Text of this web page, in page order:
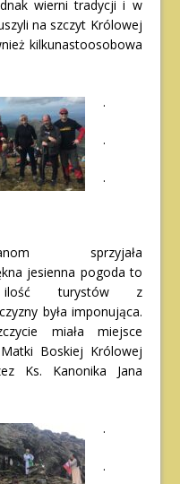
wierni tradycji i w
na szczyt Królowej
kilkunastoosobowa
.
.
.
sprzyjała
jesienna pogoda to
turystów z
była imponująca.
miała miejsce
Boskiej Królowej
Ks. Kanonika Jana
.
.